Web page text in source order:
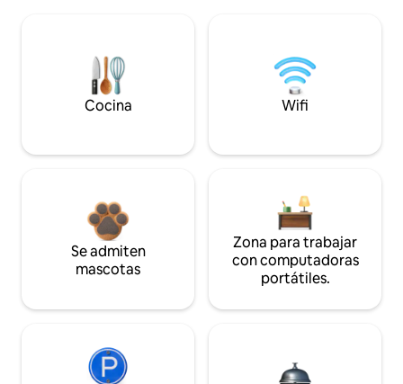
Cocina Wifi
Se admiten
mascotas
Zona para trabajar
con computadoras
portátiles.